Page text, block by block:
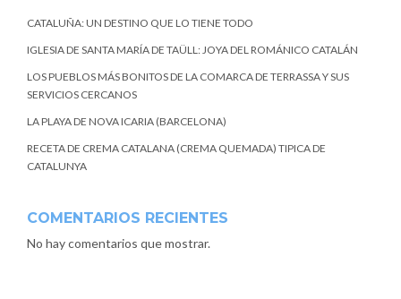
CATALUÑA: UN DESTINO QUE LO TIENE TODO
IGLESIA DE SANTA MARÍA DE TAÜLL: JOYA DEL ROMÁNICO CATALÁN
LOS PUEBLOS MÁS BONITOS DE LA COMARCA DE TERRASSA Y SUS
SERVICIOS CERCANOS
LA PLAYA DE NOVA ICARIA (BARCELONA)
RECETA DE CREMA CATALANA (CREMA QUEMADA) TIPICA DE
CATALUNYA
COMENTARIOS RECIENTES
No hay comentarios que mostrar.